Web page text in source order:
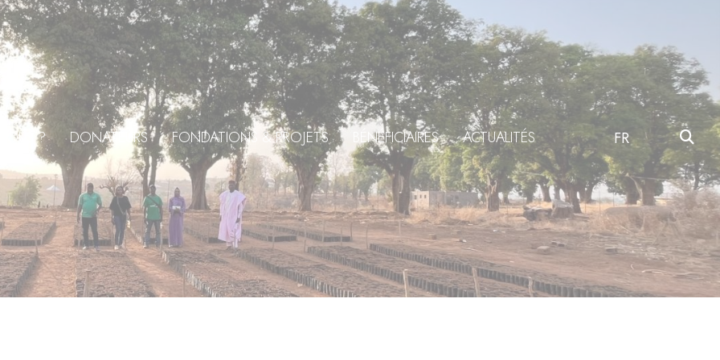
? DONATEURS FONDATIONS & PROJETS BÉNÉFICIAIRES ACTUALITÉS FR